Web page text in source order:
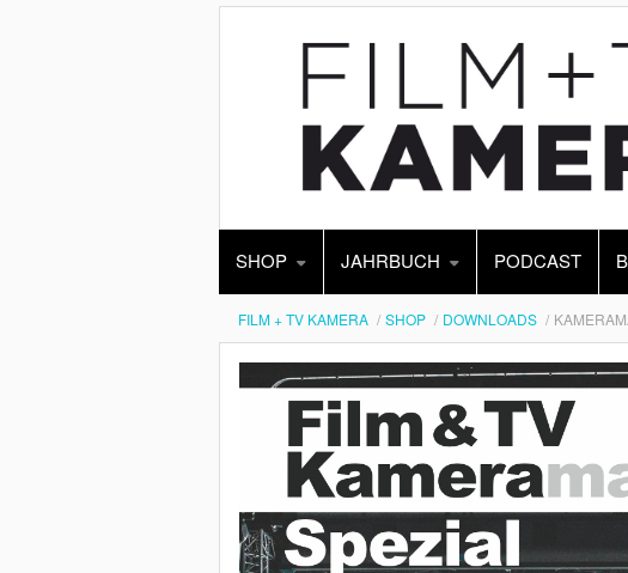
SHOP JAHRBUCH PODCAST
FILM + TV KAMERA SHOP DOWNLOADS